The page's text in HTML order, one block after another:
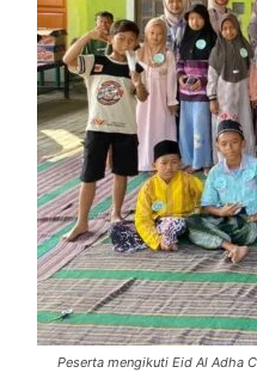
Peserta mengikuti Eid Al Adha